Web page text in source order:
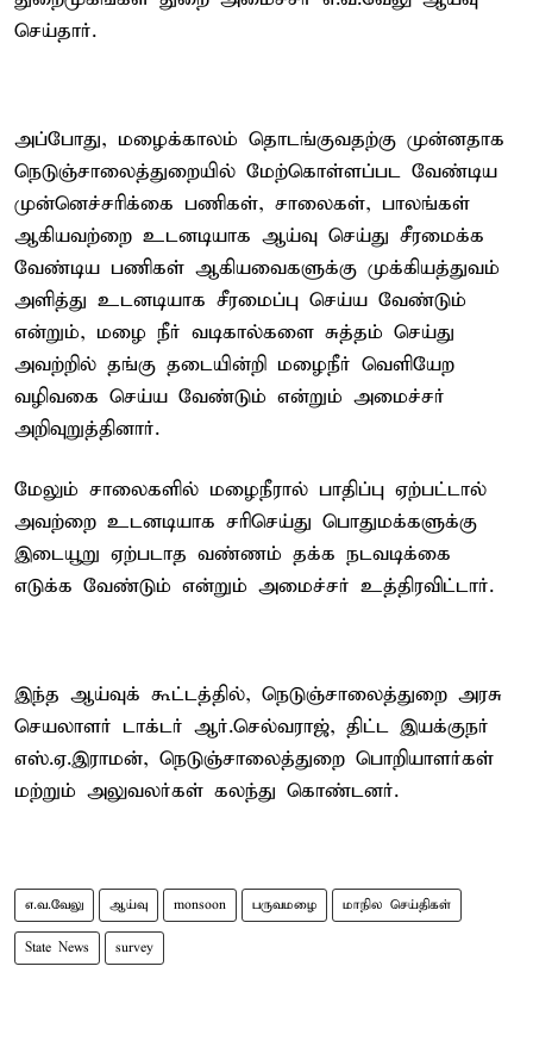
செய்தார்.
அப்போது, மழைக்காலம் தொடங்குவதற்கு முன்னதாக
நெடுஞ்சாலைத்துறையில் மேற்கொள்ளப்பட வேண்டிய
முன்னெச்சரிக்கை பணிகள், சாலைகள், பாலங்கள்
ஆகியவற்றை உடனடியாக ஆய்வு செய்து சீரமைக்க
வேண்டிய பணிகள் ஆகியவைகளுக்கு முக்கியத்துவம்
அளித்து உடனடியாக சீரமைப்பு செய்ய வேண்டும்
என்றும், மழை நீர் வடிகால்களை சுத்தம் செய்து
அவற்றில் தங்கு தடையின்றி மழைநீர் வெளியேற
வழிவகை செய்ய வேண்டும் என்றும் அமைச்சர்
அறிவுறுத்தினார்.
மேலும் சாலைகளில் மழைநீரால் பாதிப்பு ஏற்பட்டால்
அவற்றை உடனடியாக சரிசெய்து பொதுமக்களுக்கு
இடையூறு ஏற்படாத வண்ணம் தக்க நடவடிக்கை
எடுக்க வேண்டும் என்றும் அமைச்சர் உத்திரவிட்டார்.
இந்த ஆய்வுக் கூட்டத்தில், நெடுஞ்சாலைத்துறை அரசு
செயலாளர் டாக்டர் ஆர்.செல்வராஜ், திட்ட இயக்குநர்
எஸ்.ஏ.இராமன், நெடுஞ்சாலைத்துறை பொறியாளர்கள்
மற்றும் அலுவலர்கள் கலந்து கொண்டனர்.
எ.வ.வேலு ஆய்வு monsoon பருவமழை மாநில செய்திகள்
State News survey